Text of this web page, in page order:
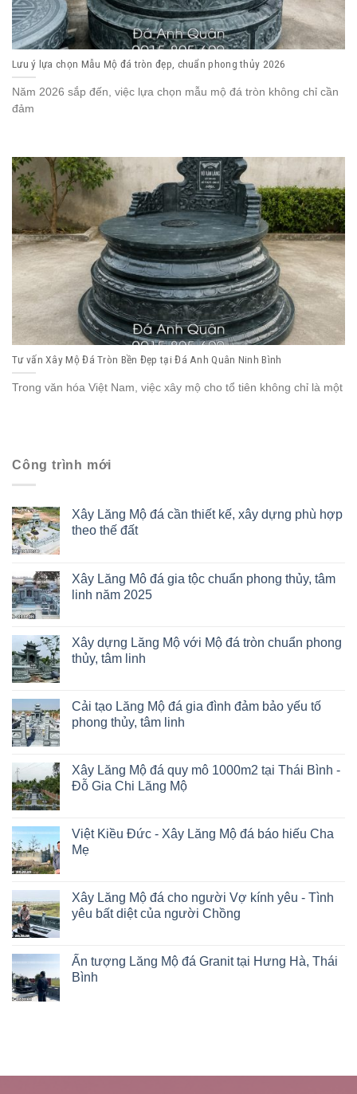
Lưu ý lựa chọn Mẫu Mộ đá tròn đẹp, chuẩn phong thủy 2026
Năm 2026 sắp đến, việc lựa chọn mẫu mộ đá tròn không chỉ cần
đảm
Tư vấn Xây Mộ Đá Tròn Bền Đẹp tại Đá Anh Quân Ninh Bình
Trong văn hóa Việt Nam, việc xây mộ cho tổ tiên không chỉ là một
Công trình mới
Xây Lăng Mộ đá cần thiết kế, xây dựng phù hợp
theo thế đất
Xây Lăng Mô đá gia tộc chuẩn phong thủy, tâm
linh năm 2025
Xây dựng Lăng Mộ với Mộ đá tròn chuẩn phong
thủy, tâm linh
Cải tạo Lăng Mộ đá gia đình đảm bảo yếu tố
phong thủy, tâm linh
Xây Lăng Mộ đá quy mô 1000m2 tại Thái Bình -
Đỗ Gia Chi Lăng Mộ
Việt Kiều Đức - Xây Lăng Mộ đá báo hiếu Cha
Mẹ
Xây Lăng Mộ đá cho người Vợ kính yêu - Tình
yêu bất diệt của người Chồng
Ấn tượng Lăng Mộ đá Granit tại Hưng Hà, Thái
Bình